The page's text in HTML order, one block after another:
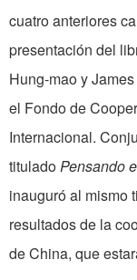
cuatro anteriores
presentación del
Hung-mao y
el Fondo de
Internacional.
tituladoPensando
inauguró al mismo
resultados de la
de China, que